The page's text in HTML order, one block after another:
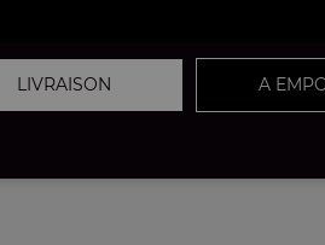
LIVRAISON A